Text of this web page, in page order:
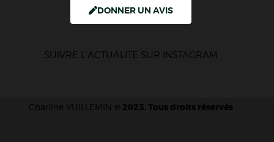
DONNER UN AVIS
SUIVRE L’ACTUALITE SUR INSTAGRAM
Charline VUILLEMIN © 2023. Tous droits réservés